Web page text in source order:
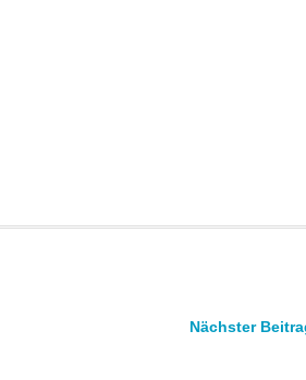
Nächster